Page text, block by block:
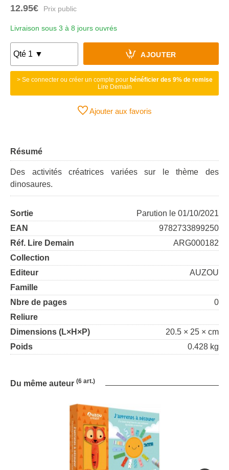
12.95€
Livraison sous 3 à 8 jours ouvrés
AJOUTER
> Se connecter ou créer un compte pour bénéficier des 9% de remise
Lire Demain
Ajouter aux favoris
Résumé
Des activités créatrices variées sur le thème des
dinosaures.
Sortie
Parution le 01/10/2021
EAN
9782733899250
Réf. Lire Demain
ARG000182
Collection
Editeur
AUZOU
Famille
Nbre de pages
0
Reliure
Dimensions (L×H×P)
20.5 × 25 × cm
Poids
0.428 kg
Du même auteur (6 art.)